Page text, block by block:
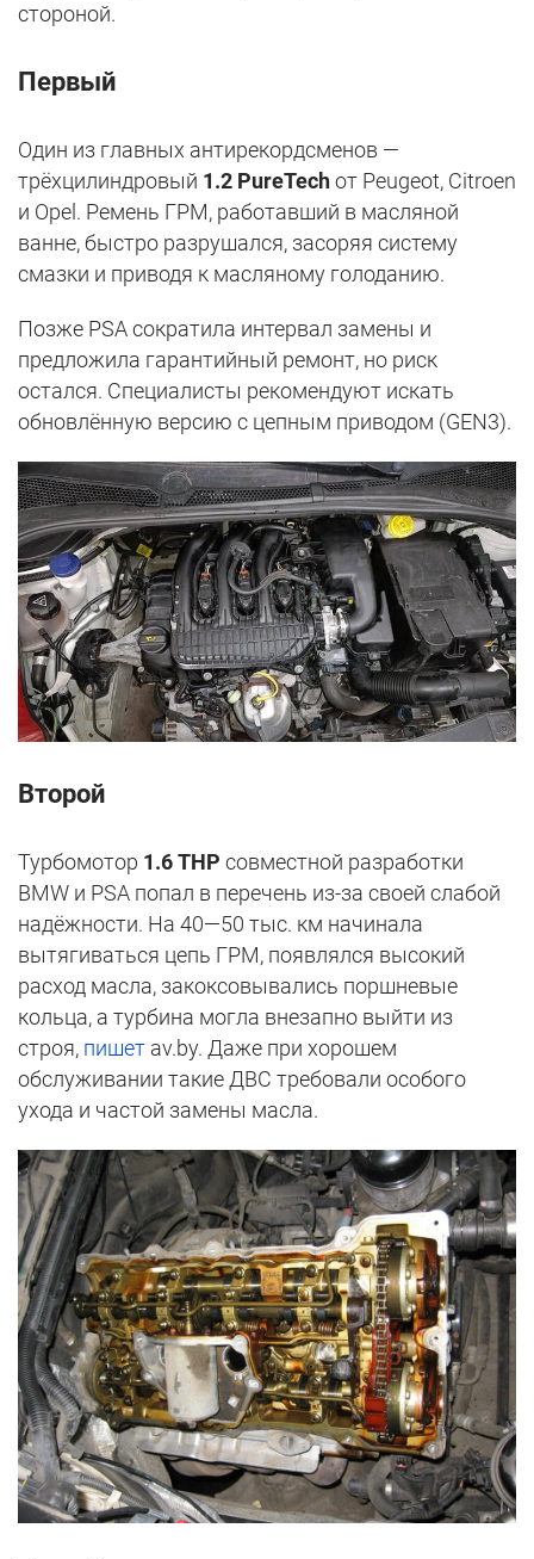
стороной.
Первый
Один из главных антирекордсменов —
трёхцилиндровый 1.2 PureTechот Peugeot, Citroen
и Opel. Ремень ГРМ, работавший в масляной
ванне, быстро разрушался, засоряя систему
смазки и приводя к масляному голоданию.
Позже PSA сократила интервал замены и
предложила гарантийный ремонт, но риск
остался. Специалисты рекомендуют искать
обновлённую версию с цепным приводом (GEN3).
Второй
Турбомотор 1.6 THP совместной разработки
BMW и PSA попал в перечень из-за своей слабой
надёжности. На 40—50 тыс. км начинала
вытягиваться цепь ГРМ, появлялся высокий
расход масла, закоксовывались поршневые
кольца, а турбина могла внезапно выйти из
строя, пишет av.by. Даже при хорошем
обслуживании такие ДВС требовали особого
ухода и частой замены масла.